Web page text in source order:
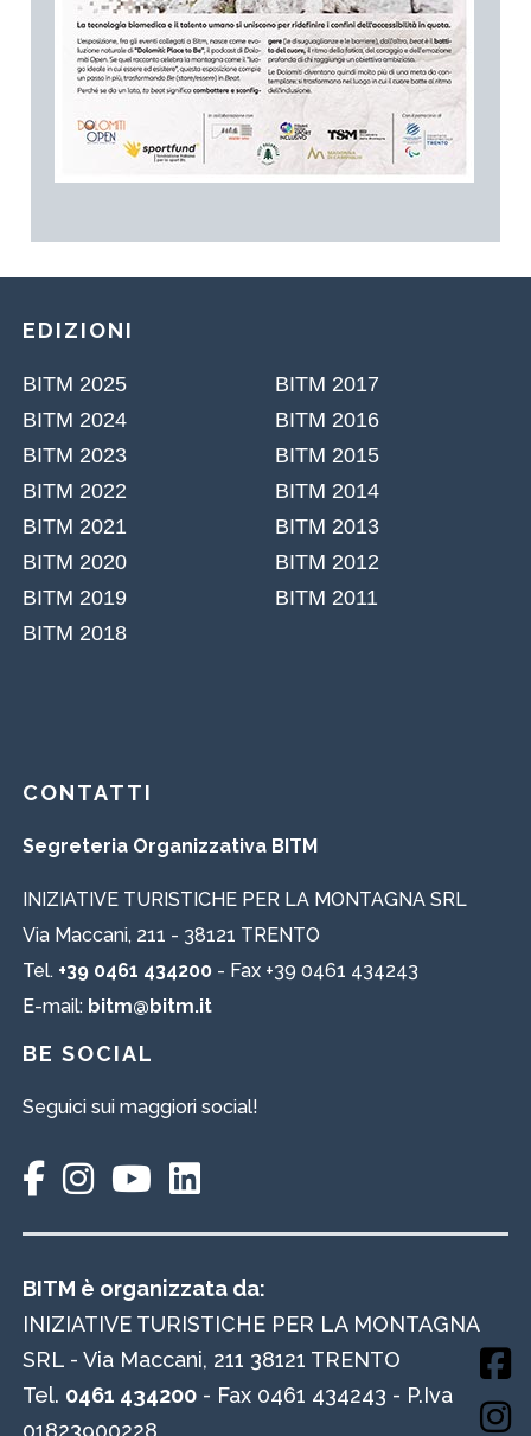
EDIZIONI
BE SOCIAL
Seguici sui maggiori social!
CONTATTI
Segreteria Organizzativa BITM
INIZIATIVE TURISTICHE PER LA MONTAGNA SRL
Via Maccani, 211 - 38121 TRENTO
Tel. +39 0461 434200- Fax +39 0461 434243
E-mail: bitm@bitm.it
BITM è organizzata da:
INIZIATIVE TURISTICHE PER LA MONTAGNA
SRL - Via Maccani, 211 38121 TRENTO
Tel. 0461 434200- Fax 0461 434243 - P.Iva
01823900228